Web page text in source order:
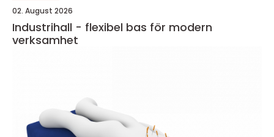
02. August 2026
Industrihall - flexibel bas för modern
verksamhet